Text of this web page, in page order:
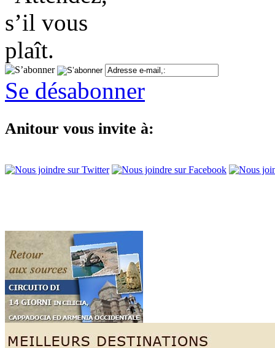
Se désabonner
Anitour vous invite à: